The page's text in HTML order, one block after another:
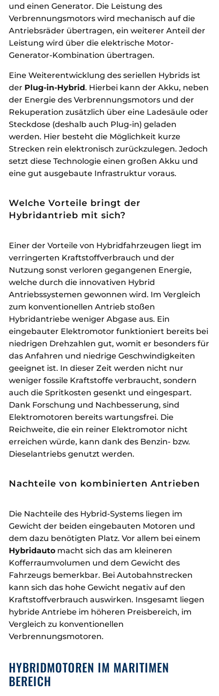
und einen Generator. Die Leistung des
Verbrennungsmotors wird mechanisch auf die
Antriebsräder übertragen, ein weiterer Anteil der
Leistung wird über die elektrische Motor-
Generator-Kombination übertragen.
Eine Weiterentwicklung des seriellen Hybrids ist
der Plug-in-Hybrid. Hierbei kann der Akku, neben
der Energie des Verbrennungsmotors und der
Rekuperation zusätzlich über eine Ladesäule oder
Steckdose (deshalb auch Plug-in) geladen
werden. Hier besteht die Möglichkeit kurze
Strecken rein elektronisch zurückzulegen. Jedoch
setzt diese Technologie einen großen Akku und
eine gut ausgebaute Infrastruktur voraus.
Welche Vorteile bringt der
Hybridantrieb mit sich?
Einer der Vorteile von Hybridfahrzeugen liegt im
verringerten Kraftstoffverbrauch und der
Nutzung sonst verloren gegangenen Energie,
welche durch die innovativen Hybrid
Antriebssystemen gewonnen wird. Im Vergleich
zum konventionellen Antrieb stoßen
Hybridantriebe weniger Abgase aus. Ein
eingebauter Elektromotor funktioniert bereits bei
niedrigen Drehzahlen gut, womit er besonders für
das Anfahren und niedrige Geschwindigkeiten
geeignet ist. In dieser Zeit werden nicht nur
weniger fossile Kraftstoffe verbraucht, sondern
auch die Spritkosten gesenkt und eingespart.
Dank Forschung und Nachbesserung, sind
Elektromotoren bereits wartungsfrei. Die
Reichweite, die ein reiner Elektromotor nicht
erreichen würde, kann dank des Benzin- bzw.
Dieselantriebs genutzt werden.
Nachteile von kombinierten Antrieben
Die Nachteile des Hybrid-Systems liegen im
Gewicht der beiden eingebauten Motoren und
dem dazu benötigten Platz. Vor allem bei einem
Hybridauto macht sich das am kleineren
Kofferraumvolumen und dem Gewicht des
Fahrzeugs bemerkbar. Bei Autobahnstrecken
kann sich das hohe Gewicht negativ auf den
Kraftstoffverbrauch auswirken. Insgesamt liegen
hybride Antriebe im höheren Preisbereich, im
Vergleich zu konventionellen
Verbrennungsmotoren.
HYBRIDMOTOREN IM MARITIMEN
BEREICH